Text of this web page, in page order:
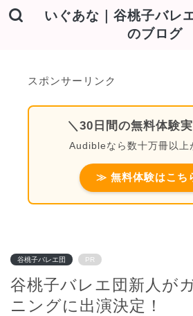
いぐあな｜谷桃子バレ
のブログ
スポンサーリンク
＼30日間の無料体験
Audibleなら数十万冊以上
≫ 無料体験はこ
谷桃子バレエ団 PR
谷桃子バレエ団新人が
ニングに出演決定！